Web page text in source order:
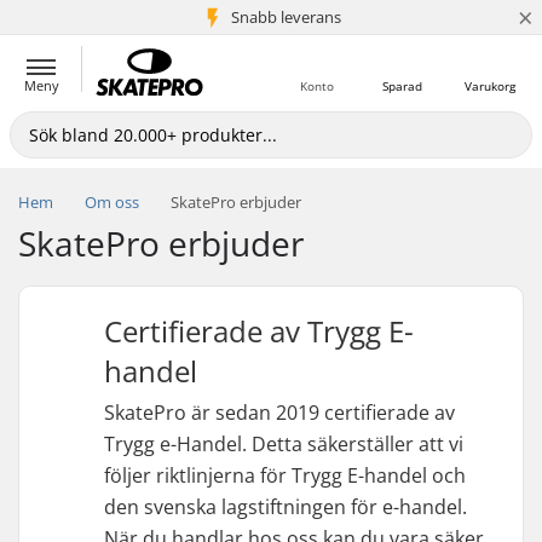
Snabb leverans
5+ milj. kunder ×
Meny Varukorg
Sparad
Konto
Hem Om oss SkatePro erbjuder
SkatePro erbjuder
Certifierade av Trygg E-
handel
SkatePro är sedan 2019 certifierade av
Trygg e-Handel. Detta säkerställer att vi
följer riktlinjerna för Trygg E-handel och
den svenska lagstiftningen för e-handel.